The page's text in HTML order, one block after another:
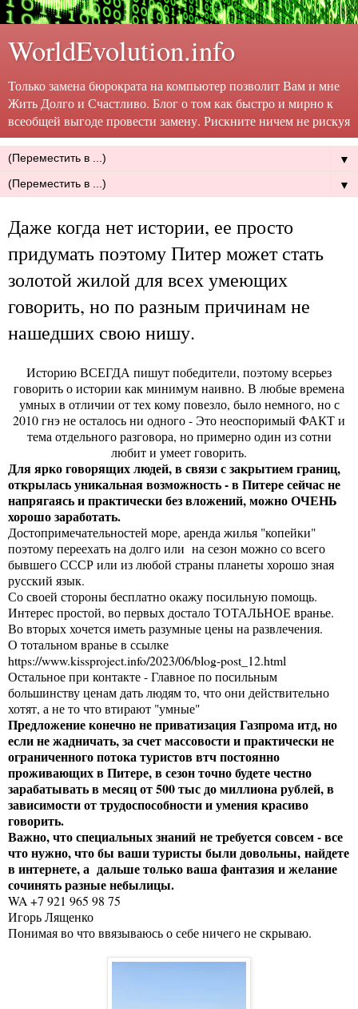
WorldEvolution.info
Только замена бюрократа на компьютер позволит Вам и мне
Жить Долго и Счастливо. Блог о том как быстро и мирно к
всеобщей выгоде провести замену. Рискните ничем не рискуя
▼
▼
Даже когда нет истории, ее просто
придумать поэтому Питер может стать
золотой жилой для всех умеющих
говорить, но по разным причинам не
нашедших свою нишу.
Историю ВСЕГДА пишут победители, поэтому всерьез
говорить о истории как минимум наивно. В любые времена
умных в отличии от тех кому повезло, было немного, но с
2010 гнэ не осталось ни одного - Это неоспоримый ФАКТ и
тема отдельного разговора, но примерно один из сотни
любит и умеет говорить.
Для ярко говорящих людей, в связи с закрытием границ,
открылась уникальная возможность - в Питере сейчас не
напрягаясь и практически без вложений, можно ОЧЕНЬ
хорошо заработать.
Достопримечательностей море, аренда жилья "копейки"
поэтому переехать на долго или на сезон можно со всего
бывшего СССР или из любой страны планеты хорошо зная
русский язык.
Со своей стороны бесплатно окажу посильную помощь.
Интерес простой, во первых достало ТОТАЛЬНОЕ вранье.
Во вторых хочется иметь разумные цены на развлечения.
О тотальном вранье в ссылке
https://www.kissproject.info/2023/06/blog-post_12.html
Остальное при контакте - Главное по посильным
большинству ценам дать людям то, что они действительно
хотят, а не то что втирают "умные"
Предложение конечно не приватизация Газпрома итд, но
если не жадничать, за счет массовости и практически не
ограниченного потока туристов втч постоянно
проживающих в Питере, в сезон точно будете честно
зарабатывать в месяц от 500 тыс до миллиона рублей, в
зависимости от трудоспособности и умения красиво
говорить.
Важно, что специальных знаний не требуется совсем - все
что нужно, что бы ваши туристы были довольны, найдете
в интернете, а дальше только ваша фантазия и желание
сочинять разные небылицы.
WA +7 921 965 98 75
Игорь Лященко
Понимая во что ввязываюсь о себе ничего не скрываю.